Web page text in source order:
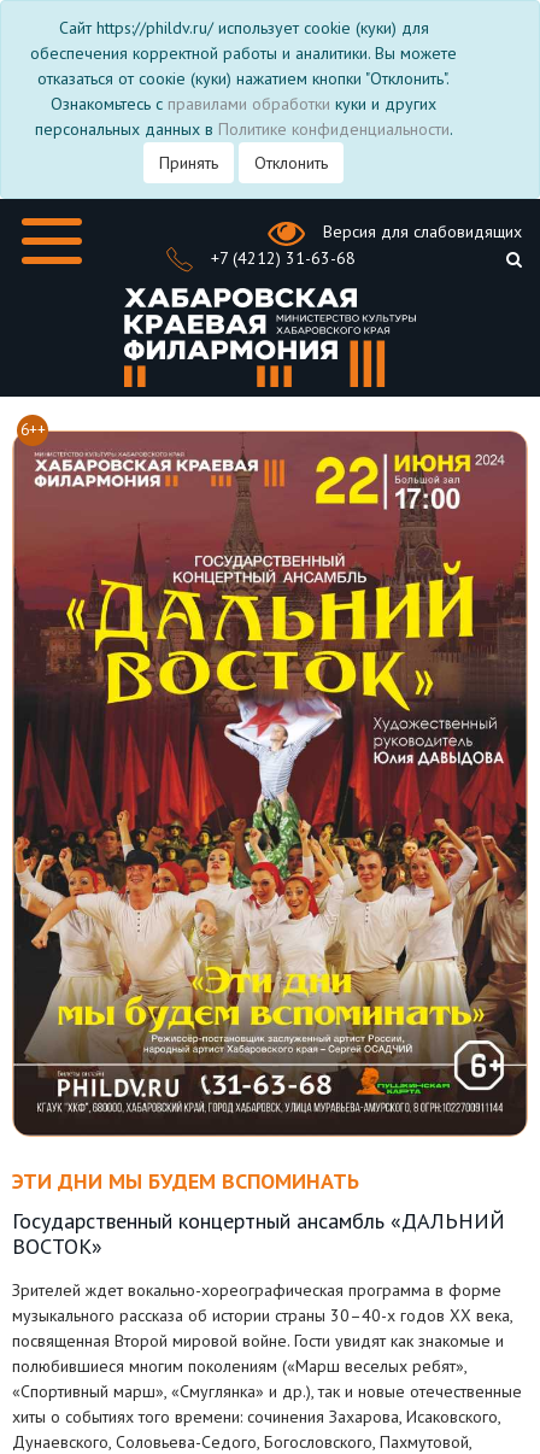
Сайт https://phildv.ru/ использует cookie (куки) для
обеспечения корректной работы и аналитики. Вы можете
отказаться от соокіе (куки) нажатием кнопки "Отклонить".
Ознакомьтесь с правилами обработки куки и других
персональных данных в Политике конфиденциальности.
Принять
Отклонить
Версия для слабовидящих
+7 (4212) 31-63-68
6++
ЭТИ ДНИ МЫ БУДЕМ ВСПОМИНАТЬ
Государственный концертный ансамбль «ДАЛЬНИЙ
ВОСТОК»
Зрителей ждет вокально-хореографическая программа в форме
музыкального рассказа об истории страны 30–40-х годов XX века,
посвященная Второй мировой войне. Гости увидят как знакомые и
полюбившиеся многим поколениям («Марш веселых ребят»,
«Спортивный марш», «Смуглянка» и др.), так и новые отечественные
хиты о событиях того времени: сочинения Захарова, Исаковского,
Дунаевского, Соловьева-Седого, Богословского, Пахмутовой,